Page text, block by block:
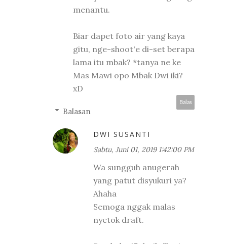
menantu.
Biar dapet foto air yang kaya
gitu, nge-shoot'e di-set berapa
lama itu mbak? *tanya ne ke
Mas Mawi opo Mbak Dwi iki?
xD
Balas
Balasan
DWI SUSANTI
Sabtu, Juni 01, 2019 1:42:00 PM
Wa sungguh anugerah
yang patut disyukuri ya?
Ahaha
Semoga nggak malas
nyetok draft.